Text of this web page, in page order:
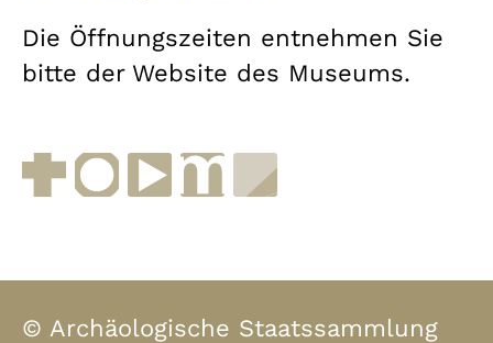
Die Öffnungszeiten entnehmen Sie
bitte der Website des Museums.
Facebook
Instagram
YouTubemuenchen.de
Museen in Bayern
© Archäologische Staatssammlung